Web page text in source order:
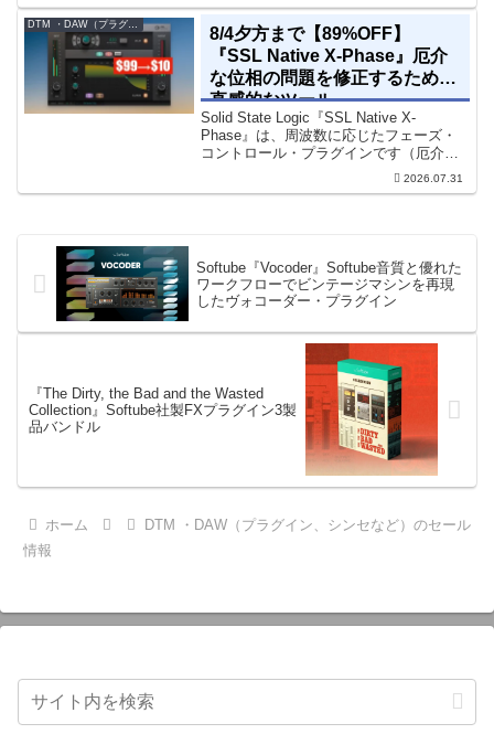
に追加できます。通常199...
DTM ・DAW（プラグイン、シンセなど）のセール情報
8/4夕方まで【89%OFF】
『SSL Native X-Phase』厄介
な位相の問題を修正するための
直感的なツール
Solid State Logic『SSL Native X-
Phase』は、周波数に応じたフェーズ・
コントロール・プラグインです（厄介な
位相の問題を修正するための直感的なツ
ールです）。特定の周波数で位相をシフ
2026.07.31
Softube『Vocoder』Softube音質と優れた
ワークフローでビンテージマシンを再現
したヴォコーダー・プラグイン
『The Dirty, the Bad and the Wasted
Collection』Softube社製FXプラグイン3製
品バンドル
ホーム
DTM ・DAW（プラグイン、シンセなど）のセール
情報